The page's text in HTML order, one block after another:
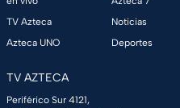
TV Azteca
Azteca UNO
Noticias
Deportes
TV AZTECA
Periférico Sur 4121,